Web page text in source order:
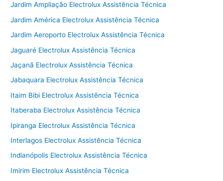
Jardim Ampliação Electrolux Assistência Técnica
Jardim América Electrolux Assistência Técnica
Jardim Aeroporto Electrolux Assistência Técnica
Jaguaré Electrolux Assistência Técnica
Jaçanã Electrolux Assistência Técnica
Jabaquara Electrolux Assistência Técnica
Itaim Bibi Electrolux Assistência Técnica
Itaberaba Electrolux Assistência Técnica
Ipiranga Electrolux Assistência Técnica
Interlagos Electrolux Assistência Técnica
Indianópolis Electrolux Assistência Técnica
Imirim Electrolux Assistência Técnica